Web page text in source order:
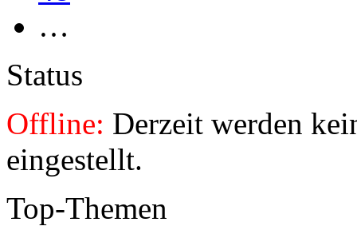
…
Status
Offline: Derzeit werden
eingestellt.
Top-Themen